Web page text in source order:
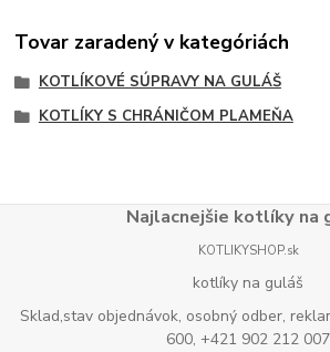
Tovar zaradený v kategóriách
KOTLÍKOVÉ SÚPRAVY NA GULÁŠ
KOTLÍKY S CHRÁNIČOM PLAMEŇA
Najlacnejšie kotlíky na
KOTLIKYSHOP.sk
kotlíky na guláš
Sklad,stav objednávok, osobný odber,
600, +421 902 212 007